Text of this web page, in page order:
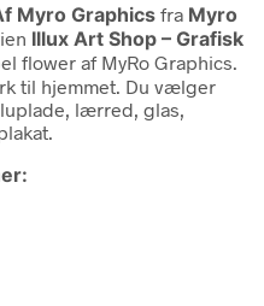
Myro Graphics fra Myro
Illux Art Shop – Grafisk
flower af MyRo Graphics.
til hjemmet. Du vælger
lærred, glas,